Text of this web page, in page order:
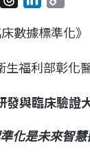
r
a
s
n
e
I
p
L
n
數據標準化》
福利部彰化
發與臨床驗證
化是未來智